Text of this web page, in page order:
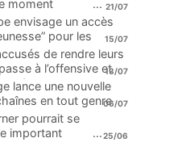
moment
... 21/07
envisage un accès
pour les
...
15/07
de rendre leurs
à l’offensive et
...
13/07
lance une nouvelle
en tout genre06/07
pourrait se
important
...25/06